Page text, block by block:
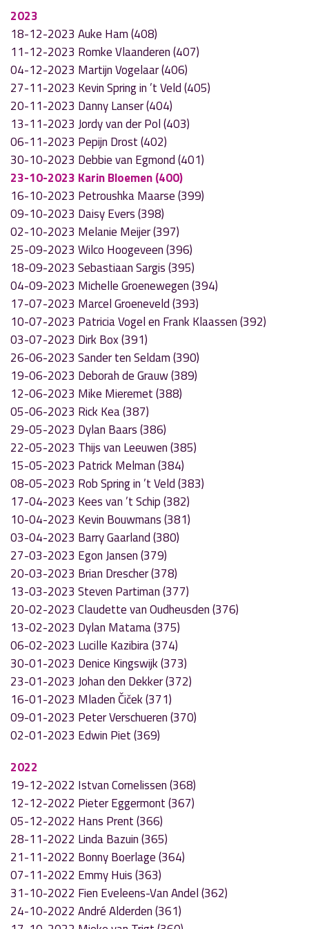
2023
18-12-2023 Auke Ham (408)
11-12-2023 Romke Vlaanderen (407)
04-12-2023 Martijn Vogelaar (406)
27-11-2023 Kevin Spring in ’t Veld (405)
20-11-2023 Danny Lanser (404)
13-11-2023 Jordy van der Pol (403)
06-11-2023 Pepijn Drost (402)
30-10-2023 Debbie van Egmond (401)
23-10-2023 Karin Bloemen (400)
16-10-2023 Petroushka Maarse (399)
09-10-2023 Daisy Evers (398)
02-10-2023 Melanie Meijer (397)
25-09-2023 Wilco Hoogeveen (396)
18-09-2023 Sebastiaan Sargis (395)
04-09-2023 Michelle Groenewegen (394)
17-07-2023 Marcel Groeneveld (393)
10-07-2023 Patricia Vogel en Frank Klaassen (392)
03-07-2023 Dirk Box (391)
26-06-2023 Sander ten Seldam (390)
19-06-2023 Deborah de Grauw (389)
12-06-2023 Mike Mieremet (388)
05-06-2023 Rick Kea (387)
29-05-2023 Dylan Baars (386)
22-05-2023 Thijs van Leeuwen (385)
15-05-2023 Patrick Melman (384)
08-05-2023 Rob Spring in ’t Veld (383)
17-04-2023 Kees van ’t Schip (382)
10-04-2023 Kevin Bouwmans (381)
03-04-2023 Barry Gaarland (380)
27-03-2023 Egon Jansen (379)
20-03-2023 Brian Drescher (378)
13-03-2023 Steven Partiman (377)
20-02-2023 Claudette van Oudheusden (376)
13-02-2023 Dylan Matama (375)
06-02-2023 Lucille Kazibira (374)
30-01-2023 Denice Kingswijk (373)
23-01-2023 Johan den Dekker (372)
16-01-2023 Mladen Čiček (371)
09-01-2023 Peter Verschueren (370)
02-01-2023 Edwin Piet (369)
2022
19-12-2022 Istvan Cornelissen (368)
12-12-2022 Pieter Eggermont (367)
05-12-2022 Hans Prent (366)
28-11-2022 Linda Bazuin (365)
21-11-2022 Bonny Boerlage (364)
07-11-2022 Emmy Huis (363)
31-10-2022 Fien Eveleens-Van Andel (362)
24-10-2022 André Alderden (361)